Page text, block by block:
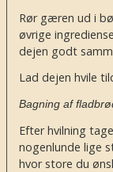
Rør gæren ud i
øvrige
dejen godt
Lad dejen hvile
Bagning af
Efter hvilning
nogenlunde lige
hvor store du